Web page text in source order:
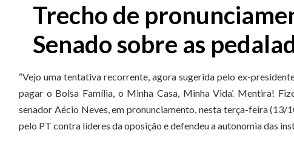
Trecho de
Senado sobre as
“Vejo uma tentativa recorrente, agora sugerida pelo ex-
pagar o Bolsa Família, o Minha Casa, Minha Vida’. Mentira!
senador Aécio Neves, em pronunciamento, nesta terça-feira
pelo PT contra líderes da oposição e defendeu a autonomia das